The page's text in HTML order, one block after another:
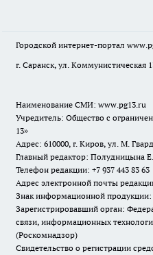
Городской интернет-портал
г. Саранск, ул. Коммунистическая
Наименование СМИ: www.pg13.ru
Учредитель: Общество с
13»
Адрес: 610000, г. Киров, ул. М.
Главный редактор: Полудницына
Телефон редакции: +7 937 443 83 63
Адрес электронной почты
Знак информационной продукции:
Зарегистрировавший орган:
связи, информационных
(Роскомнадзор)
Свидетельство о регистрации